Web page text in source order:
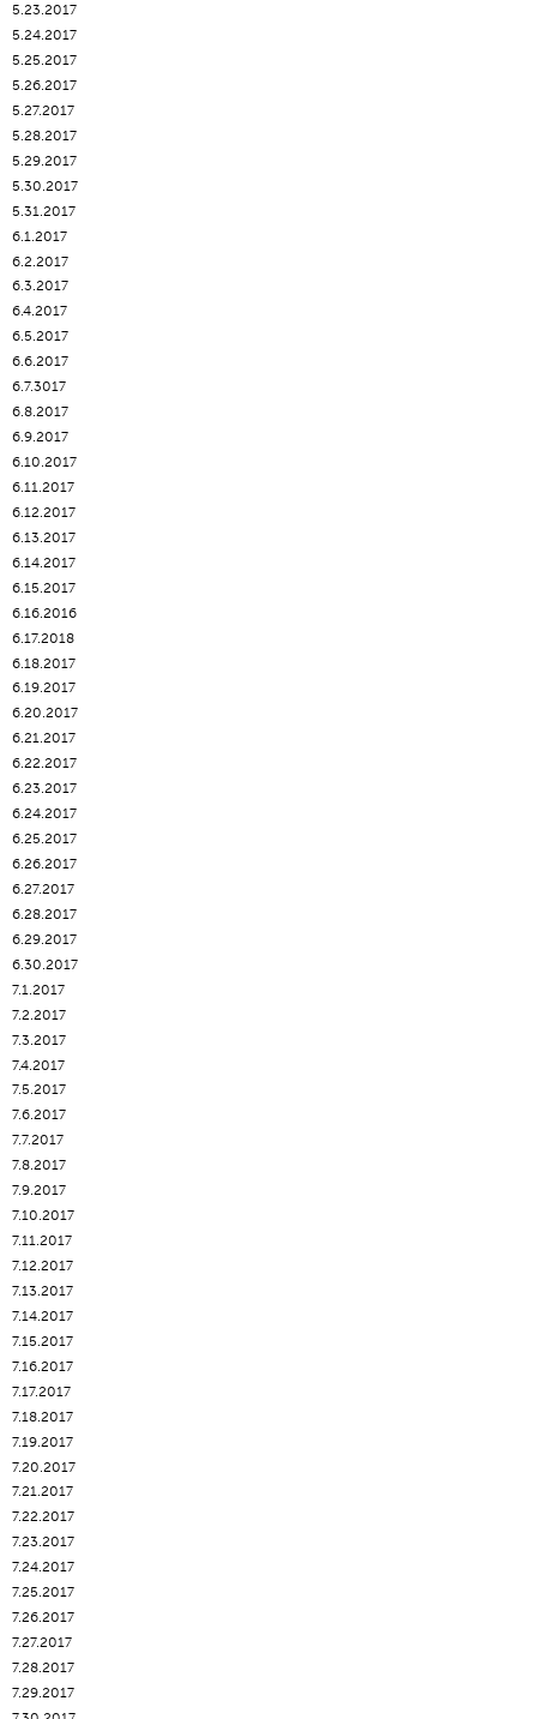
5.23.2017
5.24.2017
5.25.2017
5.26.2017
5.27.2017
5.28.2017
5.29.2017
5.30.2017
5.31.2017
6.1.2017
6.2.2017
6.3.2017
6.4.2017
6.5.2017
6.6.2017
6.7.3017
6.8.2017
6.9.2017
6.10.2017
6.11.2017
6.12.2017
6.13.2017
6.14.2017
6.15.2017
6.16.2016
6.17.2018
6.18.2017
6.19.2017
6.20.2017
6.21.2017
6.22.2017
6.23.2017
6.24.2017
6.25.2017
6.26.2017
6.27.2017
6.28.2017
6.29.2017
6.30.2017
7.1.2017
7.2.2017
7.3.2017
7.4.2017
7.5.2017
7.6.2017
7.7.2017
7.8.2017
7.9.2017
7.10.2017
7.11.2017
7.12.2017
7.13.2017
7.14.2017
7.15.2017
7.16.2017
7.17.2017
7.18.2017
7.19.2017
7.20.2017
7.21.2017
7.22.2017
7.23.2017
7.24.2017
7.25.2017
7.26.2017
7.27.2017
7.28.2017
7.29.2017